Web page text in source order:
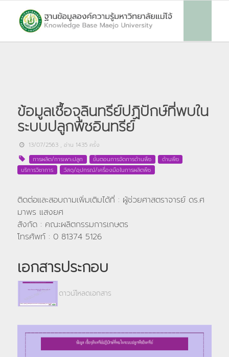
ข้อมูลเชื้อจุลินทรีย์ปฏิปักษ์ที่พบใน
ระบบปลูกพืชอินทรีย์
13/07/2563, อ่าน 1435ครั้ง
การผลิต/การเพาะปลูก
ขั้นตอนการจัดการด้านพืช
ด้านพืช
บริการวิชาการ
วัสดุ/อุปกรณ์/เครื่องมือในการผลิตพืช
ติดต่อและสอบถามเพิ่มเติมได้ที่ : ผู้ช่วยศาสตราจารย์ ดร.ศ
มาพร แสงยศ
สังกัด : คณะผลิตกรรมการเกษตร
โทรศัพท์ : 0 81374 5126
เอกสารประกอบ
ดาวน์โหลดเอกสาร